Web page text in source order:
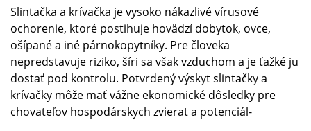
Slintačka a krívačka je vysoko nákazlivé vírusové
ochorenie, ktoré postihuje hovädzí dobytok, ovce,
ošípané a iné párnokopytníky. Pre človeka
nepredstavuje riziko, šíri sa však vzduchom a je ťažké ju
dostať pod kontrolu. Potvrdený výskyt slintačky a
krívačky môže mať vážne ekonomické dôsledky pre
chovateľov hospodárskych zvierat a potenciál-